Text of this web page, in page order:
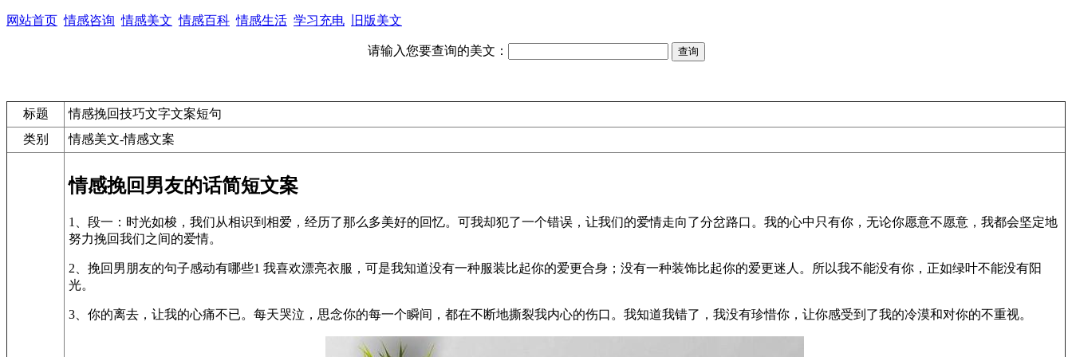
网站首页 情感咨询 情感美文 情感百科 情感生活 学习充电 旧版美文
请输入您要查询的美文：
标题
情感挽回技巧文字文案短句
类别
情感美文-情感文案
情感挽回男友的话简短文案
1、段一：时光如梭，我们从相识到相爱，经历了那么多美好的回忆。可我却犯了一个错误，让我们的爱情走向了分岔路口。我的心中只有你，无论你愿意不愿意，我都会坚定地
努力挽回我们之间的爱情。
2、挽回男朋友的句子感动有哪些1 我喜欢漂亮衣服，可是我知道没有一种服装比起你的爱更合身；没有一种装饰比起你的爱更迷人。所以我不能没有你，正如绿叶不能没有阳
光。
3、你的离去，让我的心痛不已。每天哭泣，思念你的每一个瞬间，都在不断地撕裂我内心的伤口。我知道我错了，我没有珍惜你，让你感受到了我的冷漠和对你的不重视。